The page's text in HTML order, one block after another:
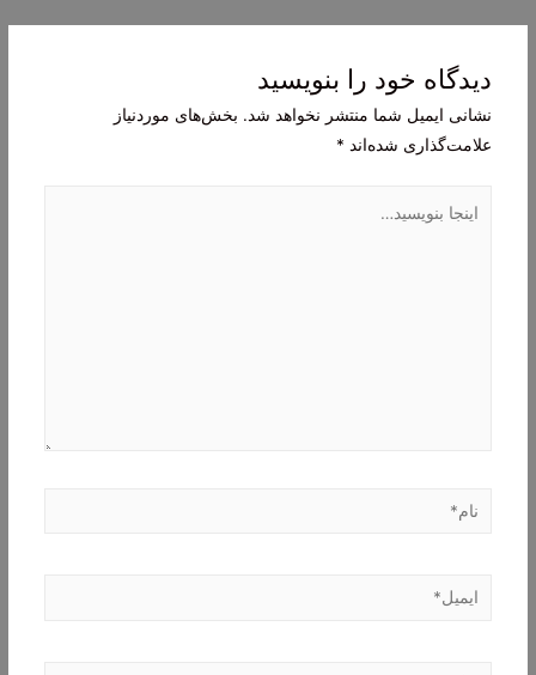
دیدگاه‌ خود را بنویسید
نشانی ایمیل شما منتشر نخواهد شد. بخش‌های موردنیاز
علامت‌گذاری شده‌اند *
بنویسید…
نام*
ایمیل*